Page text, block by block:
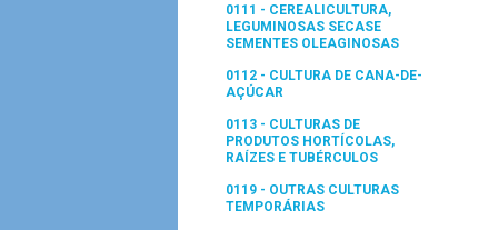
0111 - CEREALICULTURA,
LEGUMINOSAS SECASE
SEMENTES OLEAGINOSAS
0112 - CULTURA DE CANA-DE-
AÇÚCAR
0113 - CULTURAS DE
PRODUTOS HORTÍCOLAS,
RAÍZES E TUBÉRCULOS
0119 - OUTRAS CULTURAS
TEMPORÁRIAS